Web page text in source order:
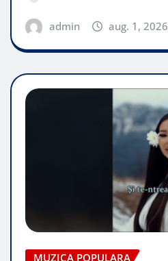
admin aug. 1, 2026
MUZICA POPULARA